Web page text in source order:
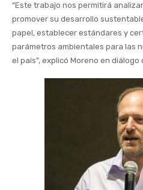
“Este trabajo nos permitirá
promover su desarrollo
papel, establecer estándares y
parámetros ambientales para las
el país”, explicó Moreno en diálogo